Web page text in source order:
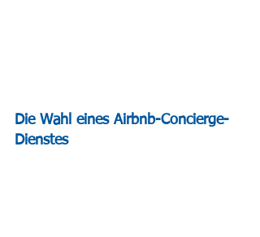
Die Wahl eines Airbnb-Concierge-
Dienstes